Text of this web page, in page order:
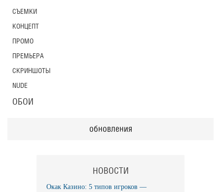
СЪЕМКИ
КОНЦЕПТ
ПРОМО
ПРЕМЬЕРА
СКРИНШОТЫ
NUDE
ОБОИ
обновления
НОВОСТИ
Окак Казино: 5 типов игроков —